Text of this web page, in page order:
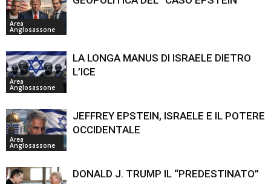
Area
Anglosassone
Area
Anglosassone
LA LONGA MANUS DI ISRAELE DIETRO
L’ICE
Area
Anglosassone
JEFFREY EPSTEIN, ISRAELE E IL POTERE
OCCIDENTALE
DONALD J. TRUMP IL “PREDESTINATO”